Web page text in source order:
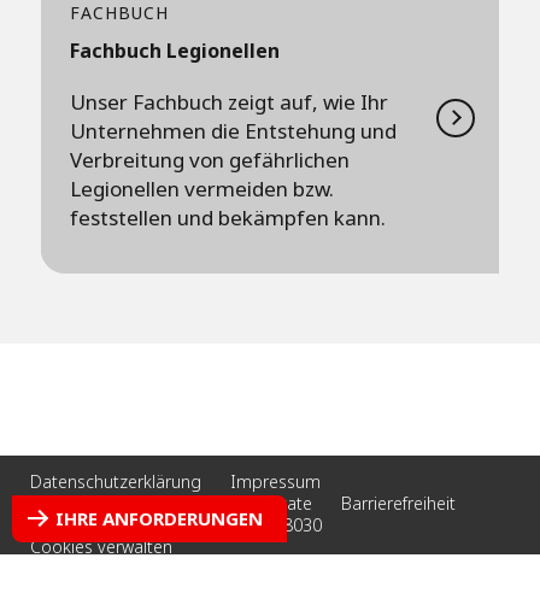
FACHBUCH
Fachbuch Legionellen
Unser Fachbuch zeigt auf, wie Ihr
Unternehmen die Entstehung und
Verbreitung von gefährlichen
Legionellen vermeiden bzw.
feststellen und bekämpfen kann.
Datenschutzerklärung
Impressum
AGB | Bescheinigungen | Zertifikate
Barrierefreiheit
Cookie-Richtlinie
Tel. +4951418030
Cookies verwalten
IHRE ANFORDERUNGEN